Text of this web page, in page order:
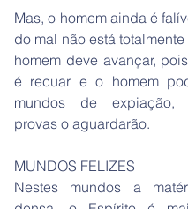
Mas, o homem ainda é
do mal não está
homem deve avançar,
é recuar e o homem
mundos de expiação,
provas o aguardarão.
MUNDOS FELIZES
Nestes mundos a